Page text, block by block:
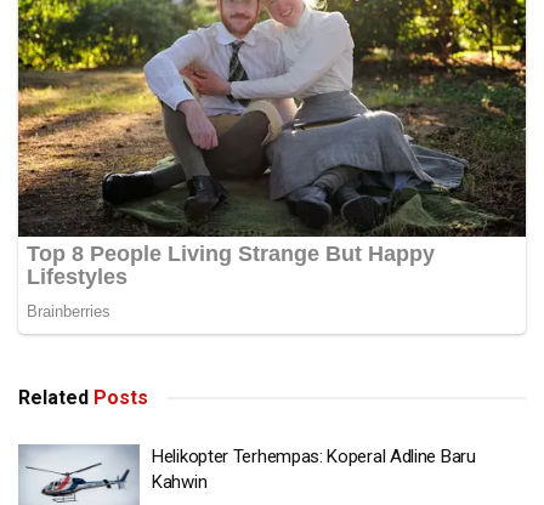
Related Posts
Helikopter Terhempas: Koperal Adline Baru
Kahwin